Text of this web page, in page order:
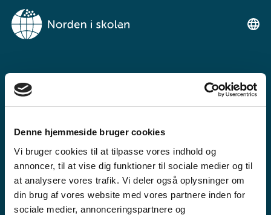
Denne hjemmeside bruger cookies
Vi bruger cookies til at tilpasse vores indhold og
annoncer, til at vise dig funktioner til sociale medier og til
at analysere vores trafik. Vi deler også oplysninger om
din brug af vores website med vores partnere inden for
sociale medier, annonceringspartnere og
VELKOMMEN TIL
NORDEN I SKOLEN
Ein gratis undervisningsplattform for
grunnskulen og den vidaregåande skule